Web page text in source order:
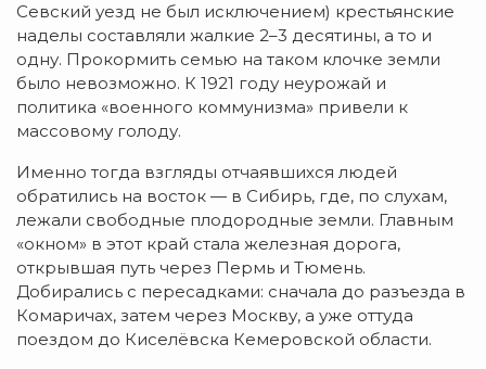
Севский уезд не был исключением) крестьянские
наделы составляли жалкие 2–3 десятины, а то и
одну. Прокормить семью на таком клочке земли
было невозможно. К 1921 году неурожай и
политика «военного коммунизма» привели к
массовому голоду.
Именно тогда взгляды отчаявшихся людей
обратились на восток — в Сибирь, где, по слухам,
лежали свободные плодородные земли. Главным
«окном» в этот край стала железная дорога,
открывшая путь через Пермь и Тюмень.
Добирались с пересадками: сначала до разъезда в
Комаричах, затем через Москву, а уже оттуда
поездом до Киселёвска Кемеровской области.